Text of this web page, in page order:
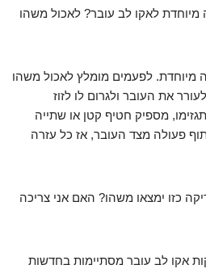
מיוחדת לאקו לב עובר? לאכול משהו
מיוחדת. לפעמים מומלץ לאכול משהו
את העובר ולגרום לו לזוז
מספיק חטיף קטן או שתייה
פעולה מצד העובר, אז כל עזרה
כזו ימצאו משהו? האם אני צריכה
אקו לב עובר מסתיימות בחדשות